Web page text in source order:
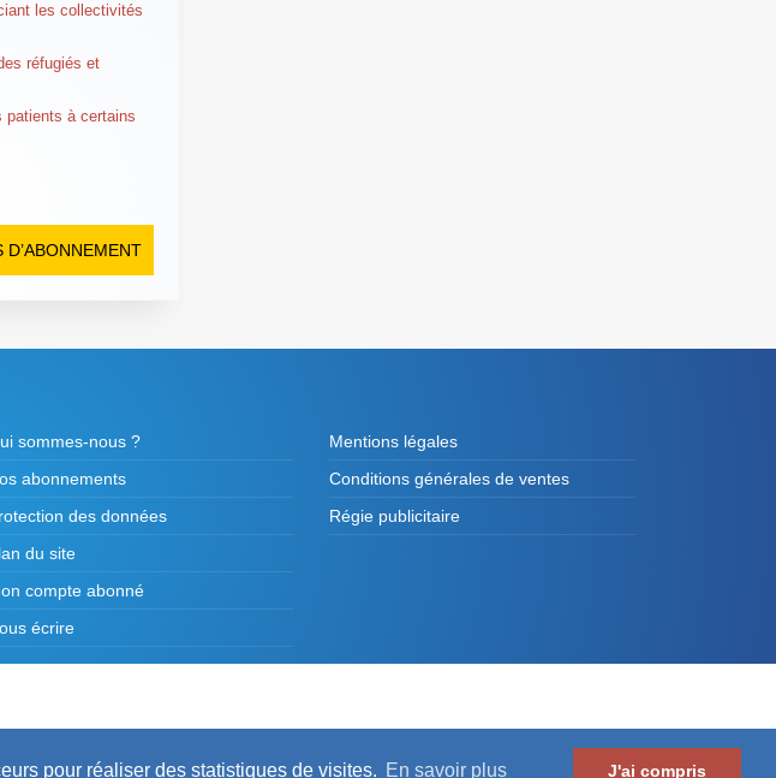
pour réaliser des statistiques de visites. En savoir plus J'ai compris
les collectivités
réfugiés et
patients à certains
D’ABONNEMENT
sommes-nous ?
abonnements
des données
du site
compte abonné
écrire
Mentions légales
Conditions générales de ventes
Régie publicitaire
France / Association des Maires de France et des Présidents d'Intercommunalité